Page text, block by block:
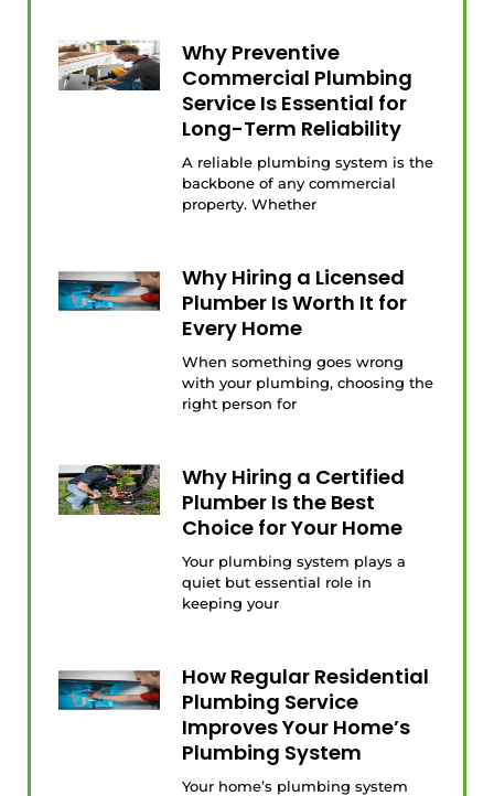
Why Preventive
Commercial Plumbing
Service Is Essential for
Long-Term Reliability
A reliable plumbing system is the
backbone of any commercial
property. Whether
Why Hiring a Licensed
Plumber Is Worth It for
Every Home
When something goes wrong
with your plumbing, choosing the
right person for
Why Hiring a Certified
Plumber Is the Best
Choice for Your Home
Your plumbing system plays a
quiet but essential role in
keeping your
How Regular Residential
Plumbing Service
Improves Your Home’s
Plumbing System
Your home’s plumbing system